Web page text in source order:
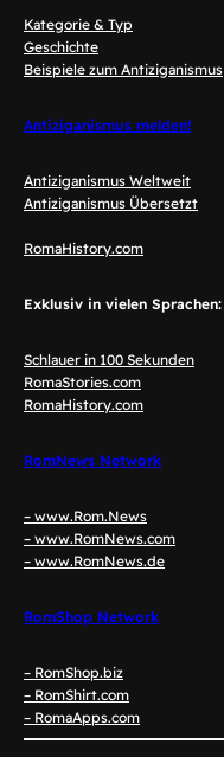
Kategorie & Typ
Geschichte
Beispiele zum Antiziganismus
Antiziganismus melden!
Antiziganismus Weltweit
Antiziganismus Übersetzt
RomaHistory.com
Exklusiv in vielen Sprachen:
Schlauer in 100 Sekunden
RomaStories.com
RomaHistory.com
RomNews Network
– www.Rom.News
– www.RomNews.com
– www.RomNews.de
RomShop Network
– RomShop.biz
– RomShirt.com
– RomaApps.com